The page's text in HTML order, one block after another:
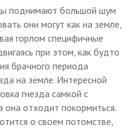
поднимают большой шум
они могут как на земле,
горлом специфичные
при этом, как будто
брачного периода
на земле. Интересной
гнезда самкой с
отходит покормиться.
о своем потомстве,